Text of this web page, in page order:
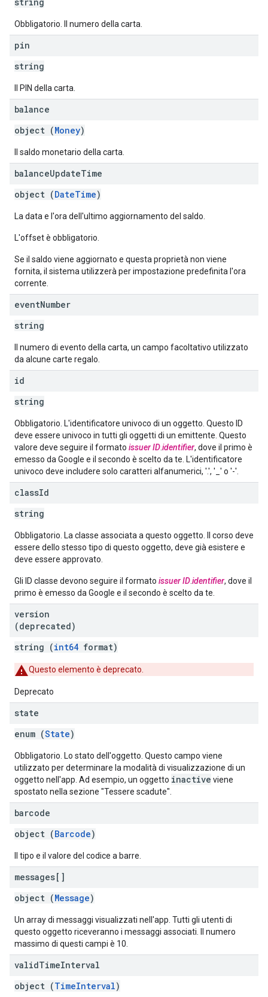
Obbligatorio. Il numero della carta.
pin
string
Il PIN della carta.
balance
object (Money)
Il saldo monetario della carta.
balanceUpdateTime
object (DateTime)
La data e l'ora dell'ultimo aggiornamento del saldo.
L'offset è obbligatorio.
Se il saldo viene aggiornato e questa proprietà non viene
fornita, il sistema utilizzerà per impostazione predefinita l'ora
corrente.
eventNumber
string
Il numero di evento della carta, un campo facoltativo utilizzato
da alcune carte regalo.
id
string
Obbligatorio. L'identificatore univoco di un oggetto. Questo ID
deve essere univoco in tutti gli oggetti di un emittente. Questo
valore deve seguire il formato issuer IDidentifier, dove il primo è
emesso da Google e il secondo è scelto da te. L'identificatore
univoco deve includere solo caratteri alfanumerici, '.', '_' o '-'.
classId
string
Obbligatorio. La classe associata a questo oggetto. Il corso deve
essere dello stesso tipo di questo oggetto, deve già esistere e
deve essere approvato.
Gli ID classe devono seguire il formato issuer IDidentifier, dove il
primo è emesso da Google e il secondo è scelto da te.
version
(deprecated)
string (int64 format)
Questo elemento è deprecato.
Deprecato
state
enum (State)
Obbligatorio. Lo stato dell'oggetto. Questo campo viene
utilizzato per determinare la modalità di visualizzazione di un
oggetto nell'app. Ad esempio, un oggetto inactive viene
spostato nella sezione "Tessere scadute".
barcode
object (Barcode)
Il tipo e il valore del codice a barre.
messages[]
object (Message)
Un array di messaggi visualizzati nell'app. Tutti gli utenti di
questo oggetto riceveranno i messaggi associati. Il numero
massimo di questi campi è 10.
validTimeInterval
object (TimeInterval)